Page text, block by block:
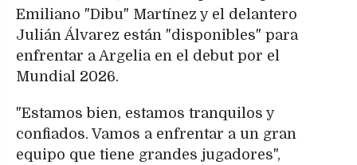
Emiliano "Dibu" Martínez y el delantero
Julián Álvarez están "disponibles" para
enfrentar a Argelia en el debut por el
Mundial 2026.
"Estamos bien, estamos tranquilos y
confiados. Vamos a enfrentar a un gran
equipo que tiene grandes jugadores",